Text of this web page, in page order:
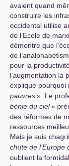
avaient quand
construire les
occidental utilise
de l’Ecole de
démontre que
de
pour la
l’augmentation la
explique pourquoi
pauvres». Le
bénie du ciel»
des réformes de
ressources
Mais je suis
chute de l’Europe
oublient la